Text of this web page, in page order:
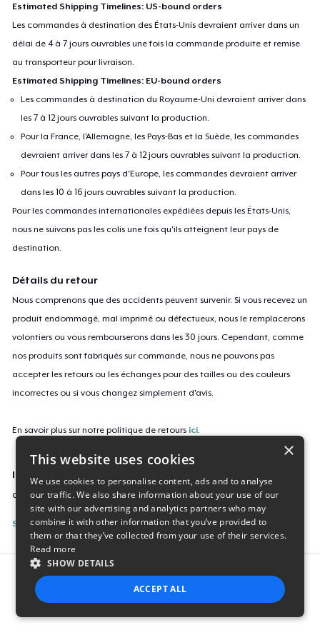
Estimated Shipping Timelines: US-bound orders
Les commandes à destination des États-Unis devraient arriver dans un
délai de 4 à 7 jours ouvrables une fois la commande produite et remise
au transporteur pour livraison.
Estimated Shipping Timelines: EU-bound orders
Les commandes à destination du Royaume-Uni devraient arriver dans
les 7 à 12 jours ouvrables suivant la production.
Pour la France, l'Allemagne, les Pays-Bas et la Suède, les commandes
devraient arriver dans les 7 à 12 jours ouvrables suivant la production.
Pour tous les autres pays d'Europe, les commandes devraient arriver
dans les 10 à 16 jours ouvrables suivant la production.
Pour les commandes internationales expédiées depuis les États-Unis,
nous ne suivons pas les colis une fois qu'ils atteignent leur pays de
destination.
Détails du retour
Nous comprenons que des accidents peuvent survenir. Si vous recevez un
produit endommagé, mal imprimé ou défectueux, nous le remplacerons
volontiers ou vous rembourserons dans les 30 jours. Cependant, comme
nos produits sont fabriqués sur commande, nous ne pouvons pas
accepter les retours ou les échanges pour des tailles ou des couleurs
incorrectes ou si vous changez simplement d'avis.
En savoir plus sur notre politique de retours ici
ID campagne
amore-9753
Signaler cette page
Report this product
×
This website uses cookies
We use cookies to personalise content, ads and to analyse
our traffic. We also share information about your use of our
site with our advertising and analytics partners who may
combine it with other information that you’ve provided to
them or that they’ve collected from your use of their services.
Read more
SHOW DETAILS
ACCEPT ALL
STRICTLY NECESSARY PERFORMANCE